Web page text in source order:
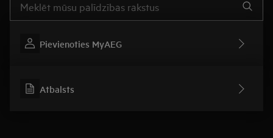
Pievienoties MyAEG
Atbalsts